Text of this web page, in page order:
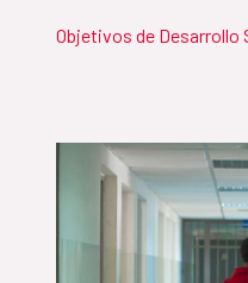
Objetivos de Desarrollo